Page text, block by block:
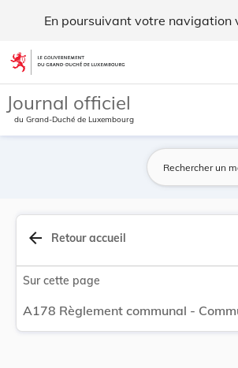
En poursuivant votre navigation
Aller au contenu
Journal officiel
du Grand-Duché de Luxembourg
arrow_back Retour accueil
Sur cette page